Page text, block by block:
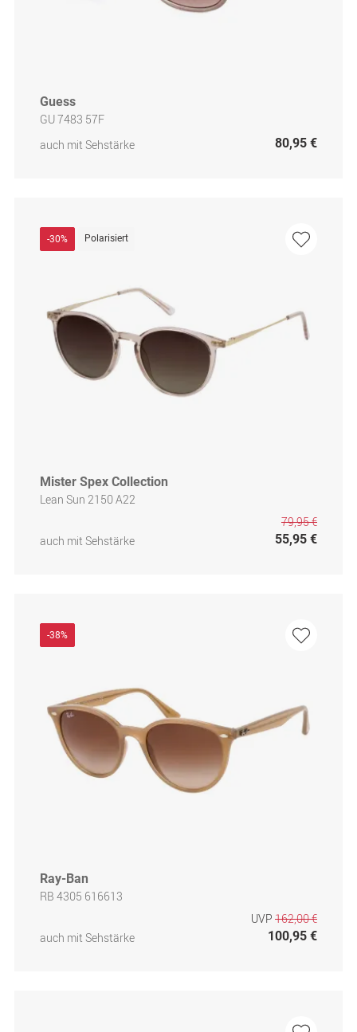
Guess
GU 7483 57F
auch mit Sehstärke
80,95 €
-30% Polarisiert
Mister Spex Collection
Lean Sun 2150 A22
auch mit Sehstärke
79,95 €
55,95 €
-38%
Ray-Ban
RB 4305 616613
auch mit Sehstärke
UVP 162,00 €
100,95 €